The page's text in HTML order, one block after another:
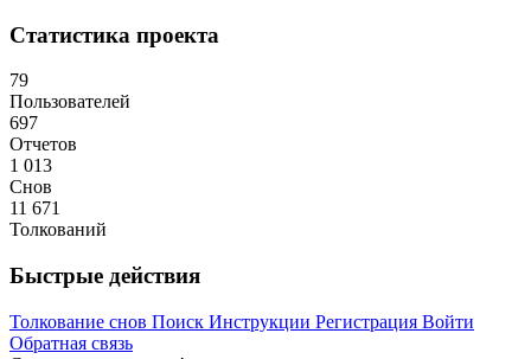
Статистика проекта
79
Пользователей
697
Отчетов
1 013
Снов
11 671
Толкований
Быстрые действия
Толкование снов Поиск Инструкции Регистрация Войти
Обратная связь